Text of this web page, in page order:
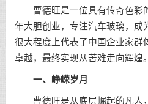
曹德旺是一位具有传奇色彩
年大胆创业，专注汽车玻璃，成
很大程度上代表了中国企业家群
卓越，最终实现从苦难走向辉煌。
一、峥嵘岁月
曹德旺是从底层崛起的凡人